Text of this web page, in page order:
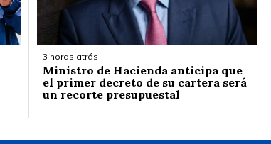
3 horas atrás
Ministro de Hacienda anticipa que
el primer decreto de su cartera será
un recorte presupuestal